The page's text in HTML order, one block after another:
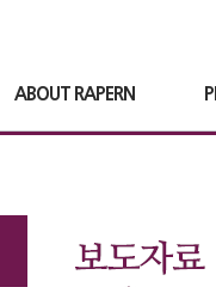
ABOUT RAPERN